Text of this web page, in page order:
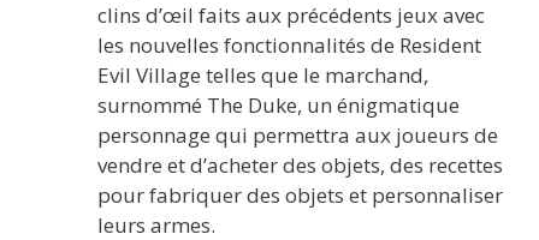
clins d’œil faits aux précédents jeux avec
les nouvelles fonctionnalités de Resident
Evil Village telles que le marchand,
surnommé The Duke, un énigmatique
personnage qui permettra aux joueurs de
vendre et d’acheter des objets, des recettes
pour fabriquer des objets et personnaliser
leurs armes.